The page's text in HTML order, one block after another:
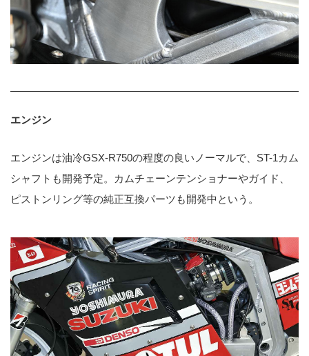
エンジン
エンジンは油冷GSX-R750の程度の良いノーマルで、ST-1カム
シャフトも開発予定。カムチェーンテンショナーやガイド、
ピストンリング等の純正互換パーツも開発中という。